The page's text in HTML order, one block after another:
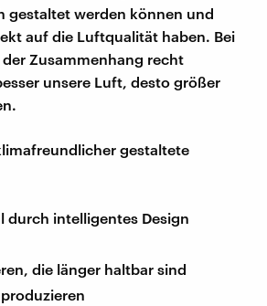
gestaltet werden können und
auf die Luftqualität haben. Bei
Zusammenhang recht
unsere Luft, desto größer
gestaltete
durch intelligentes Design
die länger haltbar sind